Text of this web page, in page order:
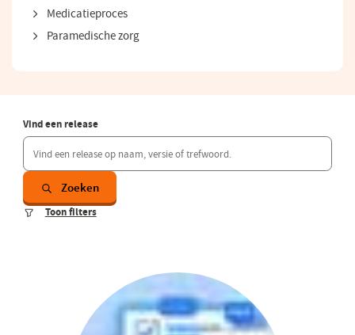
Medicatieproces
Paramedische zorg
Vind een release
Zoeken
Toon filters